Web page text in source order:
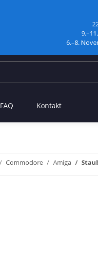
6.–8.
FAQ Kontakt
Commodore Amiga